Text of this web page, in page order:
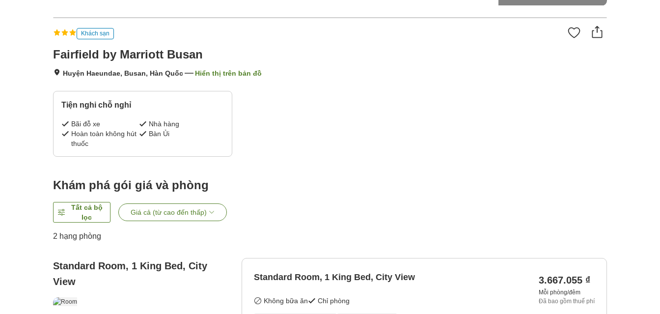
Khách sạn
Fairfield by Marriott Busan
Huyện Haeundae, Busan, Hàn Quốc Hiển thị trên bản đồ
Tiện nghi chỗ nghỉ
Bãi đỗ xe
Nhà hàng
Hoàn toàn không hút
thuốc
Bàn Ủi
Khám phá gói giá và phòng
Tất cả bộ
lọc
Giá cả (từ cao đến thấp)
2 hạng phòng
Standard Room, 1 King Bed, City
View
Standard Room, 1 King Bed, City View
Không bữa ăn Chỉ phòng
3.667.055 ₫
Mỗi phòng/đêm
Đã bao gồm thuế phí